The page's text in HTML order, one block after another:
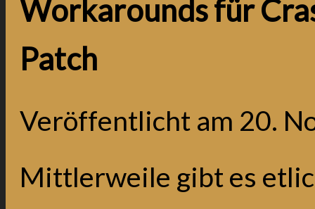
Workarounds für
Patch
Veröffentlicht am 20.
Mittlerweile gibt es